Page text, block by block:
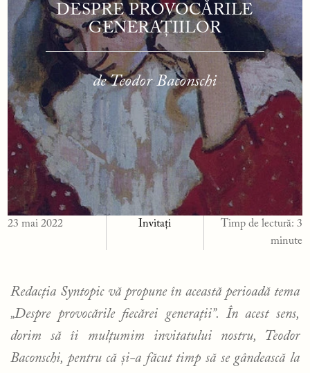
DESPRE PROVOCĂRILE
GENERAȚIILOR
de Teodor Baconschi
23 mai 2022 Invitați Timp de lectură: 3
minute
Redacția Syntopic vă propune în această perioadă tema
„Despre provocările fiecărei generații”. În acest sens,
dorim să îi mulțumim invitatului nostru, Teodor
Baconschi, pentru că și-a făcut timp să se gândească la